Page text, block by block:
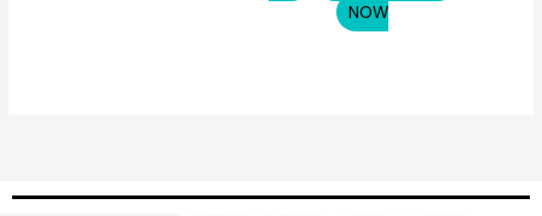
NOW